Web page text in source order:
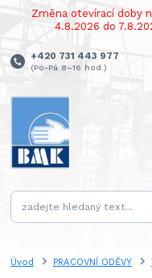
Změna otevírací doby
4.8.2026 do
+420 731 443 977
(Po-Pá 8–16 hod.)
Úvod PRACOVNÍ ODĚVY